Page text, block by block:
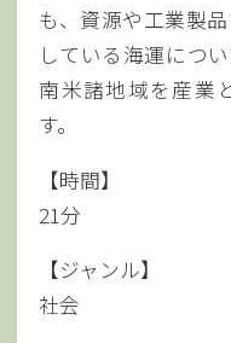
も、資源や工業製
している海運につ
南米諸地域を産業
す。
【時間】
21分
【ジャンル】
社会